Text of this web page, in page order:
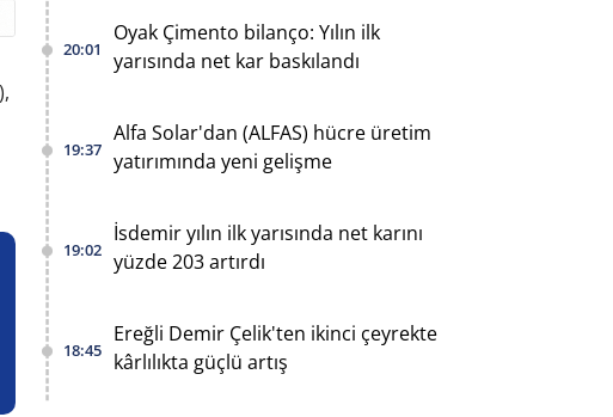
20:01
Oyak Çimento bilanço: Yılın ilk
yarısında net kar baskılandı
19:37
Alfa Solar'dan (ALFAS) hücre üretim
yatırımında yeni gelişme
19:02
İsdemir yılın ilk yarısında net karını
yüzde 203 artırdı
18:45
Ereğli Demir Çelik'ten ikinci çeyrekte
kârlılıkta güçlü artış